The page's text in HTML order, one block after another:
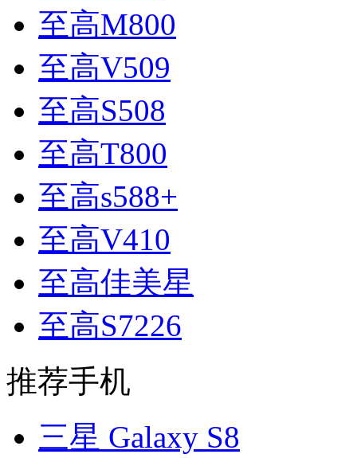
至高M800
至高V509
至高S508
至高T800
至高s588+
至高V410
至高佳美星
至高S7226
推荐手机
三星 Galaxy S8